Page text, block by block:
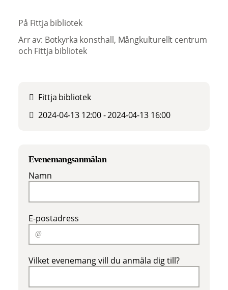
På Fittja bibliotek
Arr av: Botkyrka konsthall, Mångkulturellt centrum
och Fittja bibliotek
Fittja bibliotek
2024-04-13 12:00 - 2024-04-13 16:00
Evenemangsanmälan
Namn
E-postadress
Vilket evenemang vill du anmäla dig till?